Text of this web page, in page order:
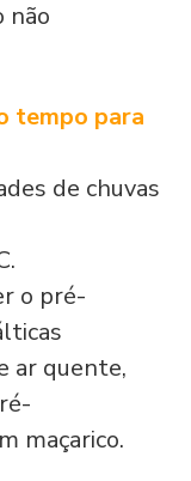
não
tempo para
de chuvas
o pré-
ar quente,
maçarico.